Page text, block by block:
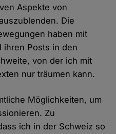
Aspekte von
Die
haben mit
ihren Posts in den
von der ich mit
nur träumen kann.
Möglichkeiten, um
Zu
ich in der Schweiz so